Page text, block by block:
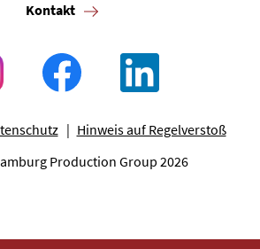
Kontakt
Hinweis auf Regelverstoß
Production Group 2026